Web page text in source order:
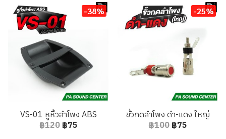
-38%
VS-01 หูหิ้วลำโพง ABS
฿120 ฿75
-25%
ขั้วกดลำโพง ดำ-แดง ใหญ่
฿100 ฿75